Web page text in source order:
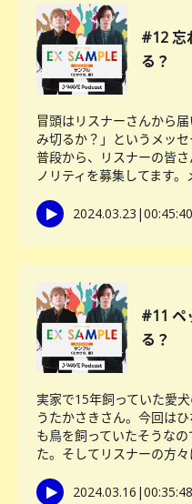
#12 忘
る？
冒頭はリスナーさんから
み切るか？」というメッ
普段から、リスナーの皆
ノリティを募集してます
2024.03.23 |00:45:40
#11 ペ
る？
実家で15年飼っていた愛
うたかさきさん。今回は
も鳥を飼っていたそうな
た。そしてリスナーの方
2024.03.16 |00:35:48